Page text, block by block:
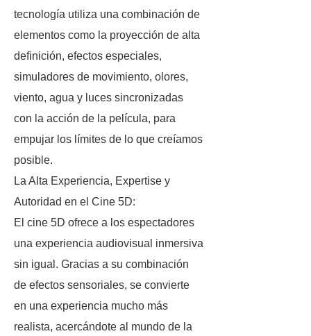
tecnología utiliza una combinación de
elementos como la proyección de alta
definición, efectos especiales,
simuladores de movimiento, olores,
viento, agua y luces sincronizadas
con la acción de la película, para
empujar los límites de lo que creíamos
posible.
La Alta Experiencia, Expertise y
Autoridad en el Cine 5D:
El cine 5D ofrece a los espectadores
una experiencia audiovisual inmersiva
sin igual. Gracias a su combinación
de efectos sensoriales, se convierte
en una experiencia mucho más
realista, acercándote al mundo de la